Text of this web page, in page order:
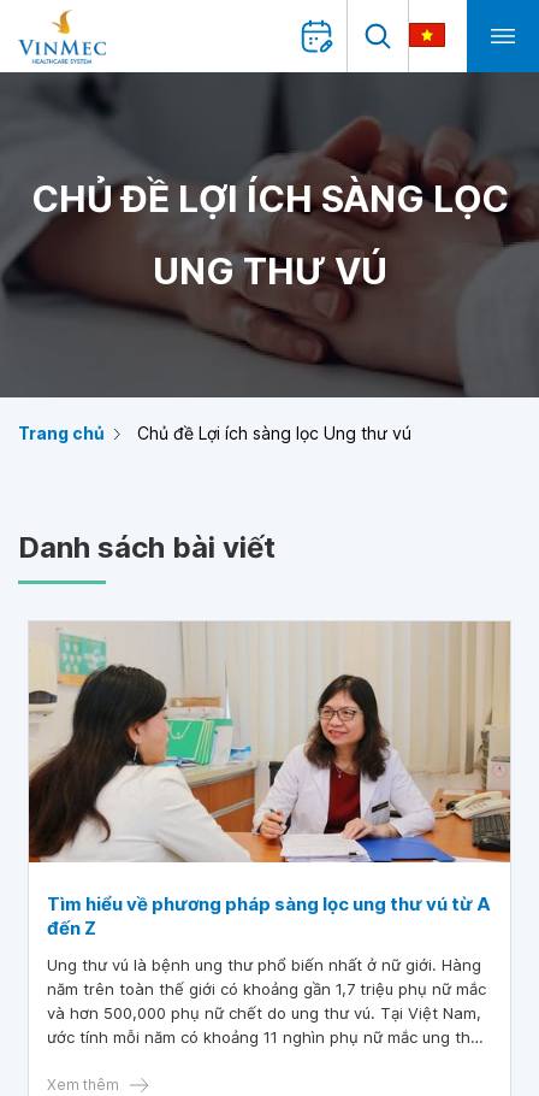
CHỦ ĐỀ LỢI ÍCH SÀNG LỌC
UNG THƯ VÚ
Trang chủ Chủ đề Lợi ích sàng lọc Ung thư vú
Danh sách bài viết
Tìm hiểu về phương pháp sàng lọc ung thư vú từ A
đến Z
Ung thư vú là bệnh ung thư phổ biến nhất ở nữ giới. Hàng
năm trên toàn thế giới có khoảng gần 1,7 triệu phụ nữ mắc
và hơn 500,000 phụ nữ chết do ung thư vú. Tại Việt Nam,
ước tính mỗi năm có khoảng 11 nghìn phụ nữ mắc ung thư
khoảng 5 nghìn người.
Xem thêm